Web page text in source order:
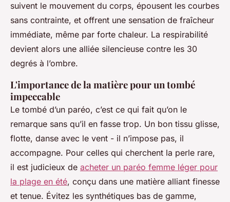
suivent le mouvement du corps, épousent les courbes
sans contrainte, et offrent une sensation de fraîcheur
immédiate, même par forte chaleur. La respirabilité
devient alors une alliée silencieuse contre les 30
degrés à l’ombre.
L'importance de la matière pour un tombé
impeccable
Le tombé d’un paréo, c’est ce qui fait qu’on le
remarque sans qu’il en fasse trop. Un bon tissu glisse,
flotte, danse avec le vent - il n’impose pas, il
accompagne. Pour celles qui cherchent la perle rare,
il est judicieux de acheter un paréo femme léger pour
la plage en été, conçu dans une matière alliant finesse
et tenue. Évitez les synthétiques bas de gamme,